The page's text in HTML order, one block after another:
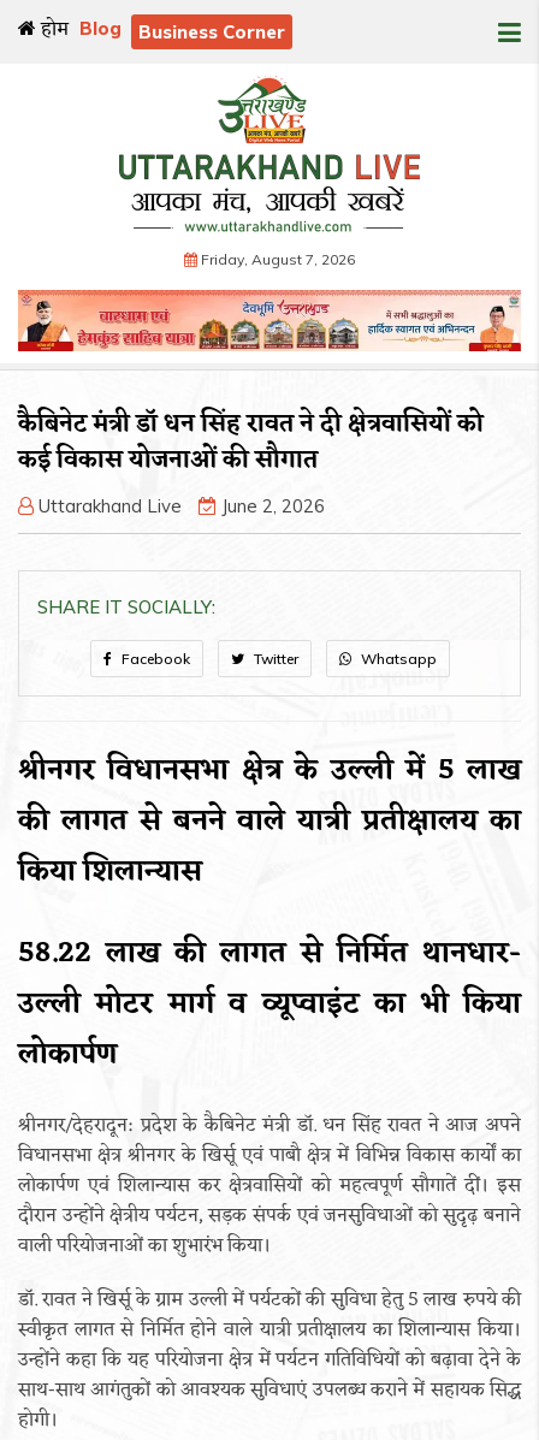
होम Blog Business Corner
Friday, August 7, 2026
कैबिनेट मंत्री डॉ धन सिंह रावत ने दी क्षेत्रवासियों को
कई विकास योजनाओं की सौगात
Uttarakhand Live June 2, 2026
SHARE IT SOCIALLY:
Facebook Twitter Whatsapp
श्रीनगर विधानसभा क्षेत्र के उल्ली में 5 लाख
की लागत से बनने वाले यात्री प्रतीक्षालय का
किया शिलान्यास
58.22 लाख की लागत से निर्मित थानधार-
उल्ली मोटर मार्ग व व्यूप्वाइंट का भी किया
लोकार्पण
श्रीनगर/देहरादून: प्रदेश के कैबिनेट मंत्री डॉ. धन सिंह रावत ने आज अपने
विधानसभा क्षेत्र श्रीनगर के खिर्सू एवं पाबौ क्षेत्र में विभिन्न विकास कार्यों का
लोकार्पण एवं शिलान्यास कर क्षेत्रवासियों को महत्वपूर्ण सौगातें दीं। इस
दौरान उन्होंने क्षेत्रीय पर्यटन, सड़क संपर्क एवं जनसुविधाओं को सुदृढ़ बनाने
वाली परियोजनाओं का शुभारंभ किया।
डॉ. रावत ने खिर्सू के ग्राम उल्ली में पर्यटकों की सुविधा हेतु 5 लाख रुपये की
स्वीकृत लागत से निर्मित होने वाले यात्री प्रतीक्षालय का शिलान्यास किया।
उन्होंने कहा कि यह परियोजना क्षेत्र में पर्यटन गतिविधियों को बढ़ावा देने के
साथ-साथ आगंतुकों को आवश्यक सुविधाएं उपलब्ध कराने में सहायक सिद्ध
होगी।